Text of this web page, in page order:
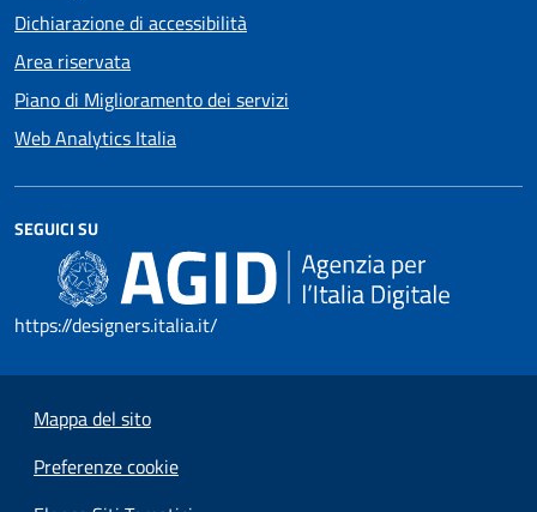
Dichiarazione di accessibilità
Area riservata
Piano di Miglioramento dei servizi
Web Analytics Italia
SEGUICI SU
https://designers.italia.it/
Mappa del sito
Preferenze cookie